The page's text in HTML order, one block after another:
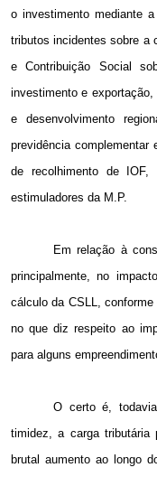
o investimento mediante
tributos incidentes sobre a
e Contribuição Social
investimento e
e desenvolvimento
previdência complementar
de recolhimento de
estimuladores da M.P.
Em relação à
principalmente, no
cálculo da CSLL,
no que diz respeito ao
para alguns
O certo é,
timidez, a carga
brutal aumento ao longo